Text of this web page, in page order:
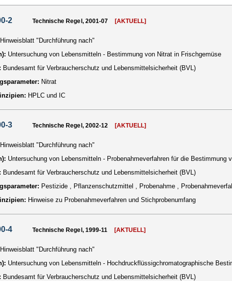
2 Technische Regel, 2001-07 [AKTUELL]
Hinweisblatt "Durchführung nach"
Untersuchung von Lebensmitteln - Bestimmung von Nitrat in Frischgemüse
Bundesamt für Verbraucherschutz und Lebensmittelsicherheit (BVL)
Nitrat
HPLC und IC
3 Technische Regel, 2002-12 [AKTUELL]
Hinweisblatt "Durchführung nach"
Untersuchung von Lebensmitteln - Probenahmeverfahren für die Bestimmung
Bundesamt für Verbraucherschutz und Lebensmittelsicherheit (BVL)
Pestizide , Pflanzenschutzmittel , Probenahme ,
Hinweise zu Probenahmeverfahren und Stichprobenumfang
4 Technische Regel, 1999-11 [AKTUELL]
Hinweisblatt "Durchführung nach"
Untersuchung von Lebensmitteln - Hochdruckflüssigchromatographische
Bundesamt für Verbraucherschutz und Lebensmittelsicherheit (BVL)